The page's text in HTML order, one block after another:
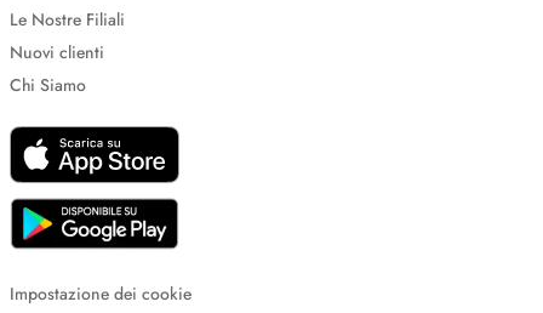
Le Nostre Filiali
Nuovi clienti
Chi Siamo
Impostazione dei cookie